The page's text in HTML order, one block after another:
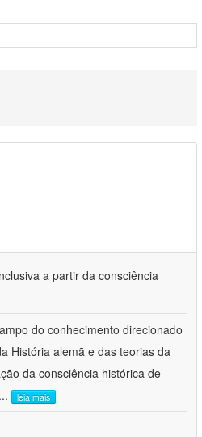
a partir da consciência
do conhecimento direcionado
História alemã e das teorias da
da consciência histórica de
... leia mais